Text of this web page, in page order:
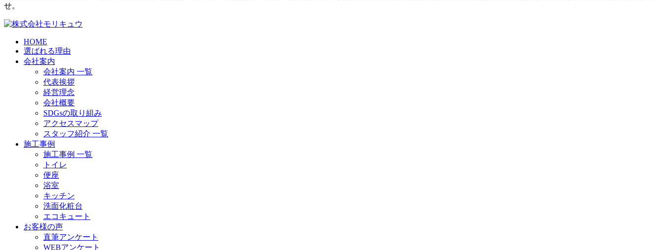
せ。
HOME
選ばれる理由
会社案内
会社案内 一覧
代表挨拶
経営理念
会社概要
SDGsの取り組み
アクセスマップ
スタッフ紹介 一覧
施工事例
施工事例 一覧
トイレ
便座
浴室
キッチン
洗面化粧台
エコキュート
お客様の声
直筆アンケート
WEBアンケート